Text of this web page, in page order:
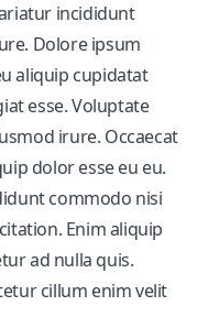
incididunt
Dolore ipsum
aliquip cupidatat
esse. Voluptate
irure. Occaecat
dolor esse eu eu.
commodo nisi
Enim aliquip
ad nulla quis.
cillum enim velit